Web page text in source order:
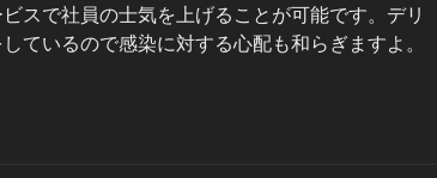
スで社員の士気を上げることが可能です。デリ
ているので感染に対する心配も和らぎますよ。